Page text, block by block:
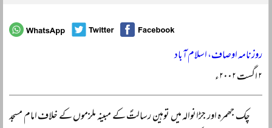
روزنامہ اوصاف، اسلام آباد
۲ اگست ۲۰۰۲ء
چک جھمرہ اور جڑانوالہ میں توہین رسالتؐ کے مبینہ ملزموں کے خلاف امام مسجد